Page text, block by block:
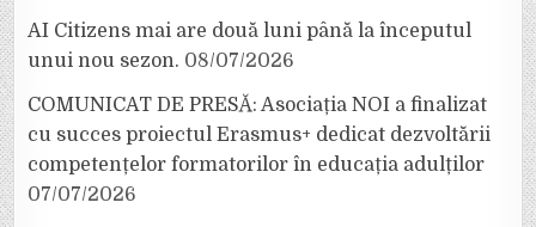
AI Citizens mai are două luni până la începutul
unui nou sezon. 08/07/2026
COMUNICAT DE PRESĂ: Asociația NOI a finalizat
cu succes proiectul Erasmus+ dedicat dezvoltării
competențelor formatorilor în educația adulților
07/07/2026